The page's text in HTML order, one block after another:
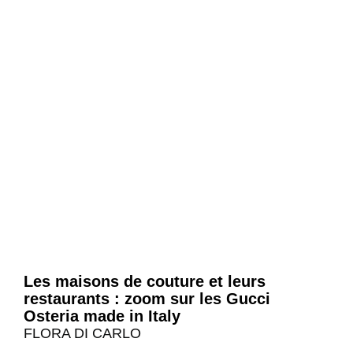
Les maisons de couture et leurs
restaurants : zoom sur les Gucci
Osteria made in Italy
FLORA DI CARLO